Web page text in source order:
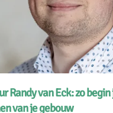
Randy van Eck: zo
van je gebouw